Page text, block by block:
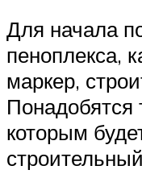
Для начала
пеноплекса,
маркер,
которым